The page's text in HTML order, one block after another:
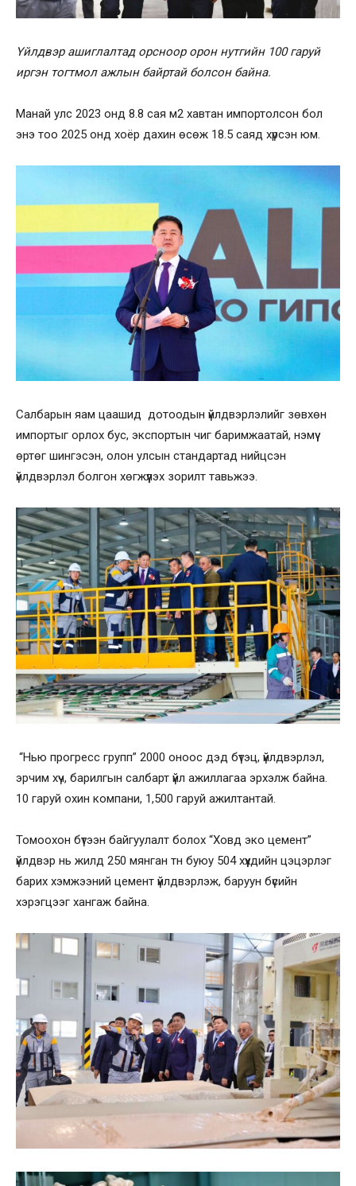
Үйлдвэр ашиглалтад орсноор орон нутгийн 100 гаруй
иргэн тогтмол ажлын байртай болсон байна.
Манай улс 2023 онд 8.8 сая м2 хавтан импортолсон бол
энэ тоо 2025 онд хоёр дахин өсөж 18.5 саяд хүрсэн юм.
Салбарын яам цаашид дотоодын үйлдвэрлэлийг зөвхөн
импортыг орлох бус, экспортын чиг баримжаатай, нэмүү
өртөг шингэсэн, олон улсын стандартад нийцсэн
үйлдвэрлэл болгон хөгжүүлэх зорилт тавьжээ.
“Нью прогресс групп” 2000 оноос дэд бүтэц, үйлдвэрлэл,
эрчим хүч, барилгын салбарт үйл ажиллагаа эрхэлж байна.
10 гаруй охин компани, 1,500 гаруй ажилтантай.
Томоохон бүтээн байгуулалт болох “Ховд эко цемент”
үйлдвэр нь жилд 250 мянган тн буюу 504 хүүхдийн цэцэрлэг
барих хэмжээний цемент үйлдвэрлэж, баруун бүсийн
хэрэгцээг хангаж байна.